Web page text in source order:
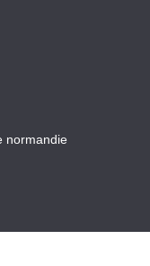
normandie